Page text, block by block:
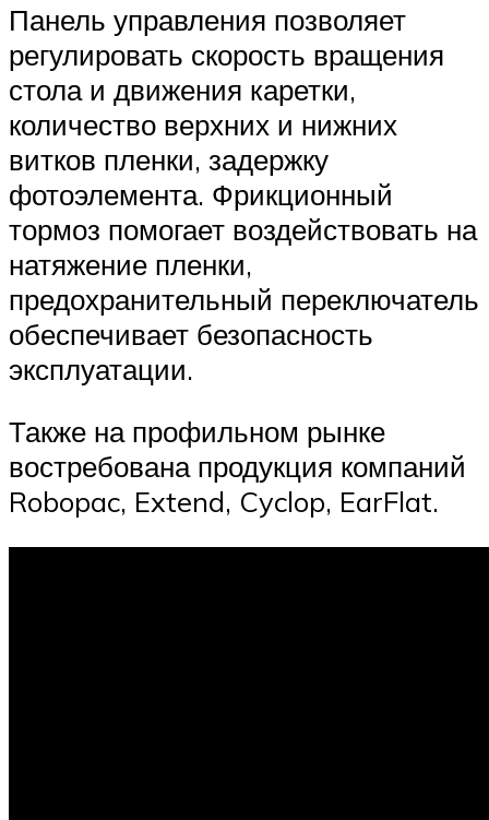
Панель управления позволяет
регулировать скорость вращения
стола и движения каретки,
количество верхних и нижних
витков пленки, задержку
фотоэлемента. Фрикционный
тормоз помогает воздействовать на
натяжение пленки,
предохранительный переключатель
обеспечивает безопасность
эксплуатации.
Также на профильном рынке
востребована продукция компаний
Robopac, Extend, Cyclop, EarFlat.